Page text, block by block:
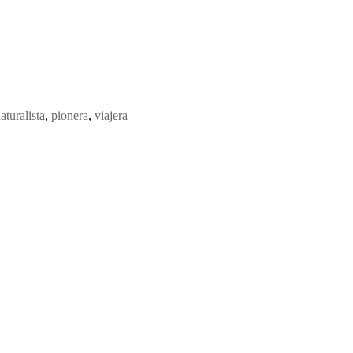
, pionera, viajera